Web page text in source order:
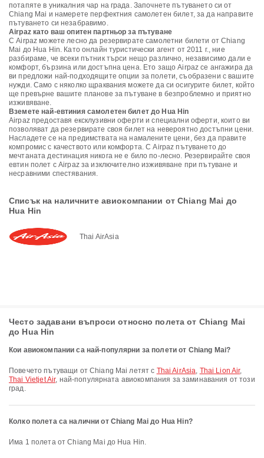
потапяте в уникалния чар на града. Започнете пътуването си от
Chiang Mai и намерете перфектния самолетен билет, за да направите
пътуването си незабравимо.
Airpaz като ваш опитен партньор за пътуване
С Airpaz можете лесно да резервирате самолетни билети от Chiang
Mai до Hua Hin. Като онлайн туристически агент от 2011 г., ние
разбираме, че всеки пътник търси нещо различно, независимо дали е
комфорт, бързина или достъпна цена. Ето защо Airpaz се ангажира да
ви предложи най-подходящите опции за полети, съобразени с вашите
нужди. Само с няколко щраквания можете да си осигурите билет, който
ще превърне вашите планове за пътуване в безпроблемно и приятно
изживяване.
Вземете най-евтиния самолетен билет до Hua Hin
Airpaz предоставя ексклузивни оферти и специални оферти, които ви
позволяват да резервирате своя билет на невероятно достъпни цени.
Насладете се на предимствата на намалените цени, без да правите
компромис с качеството или комфорта. С Airpaz пътуването до
мечтаната дестинация никога не е било по-лесно. Резервирайте своя
евтин полет с Airpaz за изключително изживяване при пътуване и
несравними спестявания.
Списък на наличните авиокомпании от Chiang Mai до
Hua Hin
Thai AirAsia
Често задавани въпроси относно полета от Chiang Mai
до Hua Hin
Кои авиокомпании са най-популярни за полети от Chiang Mai?
Повечето пътуващи от Chiang Mai летят с Thai AirAsia, Thai Lion Air,
Thai Vietjet Air, най-популярната авиокомпания за заминавания от този
град.
Колко полета са налични от Chiang Mai до Hua Hin?
Има 1 полета от Chiang Mai до Hua Hin.